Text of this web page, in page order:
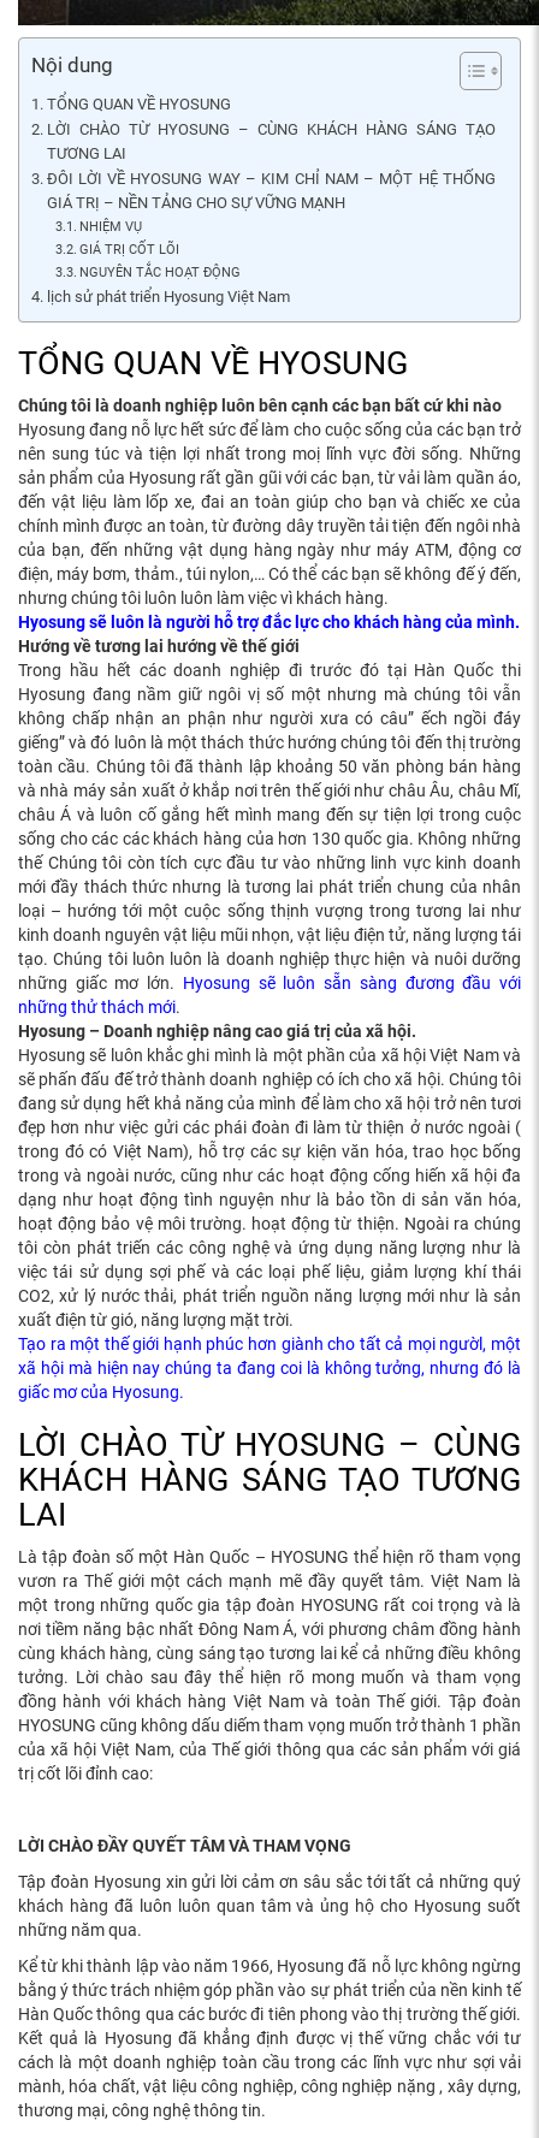
Nội dung
TỔNG QUAN VỀ HYOSUNG
LỜI CHÀO TỪ HYOSUNG – CÙNG KHÁCH HÀNG SÁNG TẠO
TƯƠNG LAI
ĐÔI LỜI VỀ HYOSUNG WAY – KIM CHỈ NAM – MỘT HỆ THỐNG
GIÁ TRỊ – NỀN TẢNG CHO SỰ VỮNG MẠNH
NHIỆM VỤ
GIÁ TRỊ CỐT LÕI
NGUYÊN TẮC HOẠT ĐỘNG
lịch sử phát triển Hyosung Việt Nam
TỔNG QUAN VỀ HYOSUNG
Chúng tôi là doanh nghiệp luôn bên cạnh các bạn bất cứ khi nào
Hyosung đang nỗ lực hết sức để làm cho cuộc sống của các bạn trở
nên sung túc và tiện lợi nhất trong moị lĩnh vực đời sống. Những
sản phẩm của Hyosung rất gần gũi với các bạn, từ vải làm quần áo,
đến vật liệu làm lốp xe, đai an toàn giúp cho bạn và chiếc xe của
chính mình được an toàn, từ đường dây truyền tải tiện đến ngôi nhà
của bạn, đến những vật dụng hàng ngày như máy ATM, động cơ
điện, máy bơm, thảm., túi nylon,… Có thể các bạn sẽ không đế ý đến,
nhưng chúng tôi luôn luôn làm việc vì khách hàng.
Hyosung sẽ luôn là người hỗ trợ đắc lực cho khách hàng của mình.
Hướng về tương lai hướng về thế giới
Trong hầu hết các doanh nghiệp đi trước đó tại Hàn Quốc thi
Hyosung đang nầm giữ ngôi vị số một nhưng mà chúng tôi vẫn
không chấp nhận an phận như người xưa có câu” ếch ngồi đáy
giếng” và đó luôn là một thách thức hướng chúng tôi đến thị trường
toàn cầu. Chúng tôi đã thành lập khoảng 50 văn phòng bán hàng
và nhà máy sản xuất ở khắp nơi trên thế giới như châu Âu, châu Mĩ,
châu Á và luôn cố gắng hết mình mang đến sự tiện lợi trong cuộc
sống cho các các khách hàng của hơn 130 quốc gia. Không những
thế Chúng tôi còn tích cực đầu tư vào những linh vực kinh doanh
mới đầy thách thức nhưng là tương lai phát triển chung của nhân
loại – hướng tới một cuộc sống thịnh vượng trong tương lai như
kinh doanh nguyên vật liệu mũi nhọn, vật liệu điện tử, năng lượng tái
tạo. Chúng tôi luôn luôn là doanh nghiệp thực hiện và nuôi dưỡng
những giấc mơ lớn. Hyosung sẽ luôn sẵn sàng đương đầu với
những thử thách mới.
Hyosung – Doanh nghiệp nâng cao giá trị của xã hội.
Hyosung sẽ luôn khắc ghi mình là một phần của xã hội Việt Nam và
sẽ phấn đấu đế trở thành doanh nghiệp có ích cho xã hội. Chúng tôi
đang sử dụng hết khả năng của mình để làm cho xã hội trở nên tươi
đẹp hơn như việc gửi các phái đoàn đi làm từ thiện ở nước ngoài (
trong đó có Việt Nam), hỗ trợ các sự kiện văn hóa, trao học bống
trong và ngoài nước, cũng như các hoạt động cống hiến xã hội đa
dạng như hoạt động tình nguyện như là bảo tồn di sản văn hóa,
hoạt động bảo vệ môi trường. hoạt động từ thiện. Ngoài ra chúng
tôi còn phát triến các công nghệ và ứng dụng năng lượng như là
việc tái sử dụng sợi phế và các loại phế liệu, giảm lượng khí thái
CO2, xử lý nước thải, phát triển nguồn năng lượng mới như là sản
xuất điện từ gió, năng lượng mặt trời.
Tạo ra một thế giới hạnh phúc hơn giành cho tất cả mọi ngườl, một
xã hội mà hiện nay chúng ta đang coi là không tưởng, nhưng đó là
giấc mơ của Hyosung.
LỜI CHÀO TỪ HYOSUNG – CÙNG
KHÁCH HÀNG SÁNG TẠO TƯƠNG
LAI
Là tập đoàn số một Hàn Quốc – HYOSUNG thể hiện rõ tham vọng
vươn ra Thế giới một cách mạnh mẽ đầy quyết tâm. Việt Nam là
một trong những quốc gia tập đoàn HYOSUNG rất coi trọng và là
nơi tiềm năng bậc nhất Đông Nam Á, với phương châm đồng hành
cùng khách hàng, cùng sáng tạo tương lai kể cả những điều không
tưởng. Lời chào sau đây thể hiện rõ mong muốn và tham vọng
đồng hành với khách hàng Việt Nam và toàn Thế giới. Tập đoàn
HYOSUNG cũng không dấu diếm tham vọng muốn trở thành 1 phần
của xã hội Việt Nam, của Thế giới thông qua các sản phẩm với giá
trị cốt lõi đỉnh cao:
LỜI CHÀO ĐẦY QUYẾT TÂM VÀ THAM VỌNG
Tập đoàn Hyosung xin gửi lời cảm ơn sâu sắc tới tất cả những quý
khách hàng đã luôn luôn quan tâm và ủng hộ cho Hyosung suốt
những năm qua.
Kể từ khi thành lập vào năm 1966, Hyosung đã nỗ lực không ngừng
bằng ý thức trách nhiệm góp phần vào sự phát triển của nền kinh tế
Hàn Quốc thông qua các bước đi tiên phong vào thị trường thế giới.
Kết quả là Hyosung đã khẳng định được vị thế vững chắc với tư
cách là một doanh nghiệp toàn cầu trong các lĩnh vực như sợi vải
mành, hóa chất, vật liệu công nghiệp, công nghiệp nặng , xây dựng,
thương mại, công nghệ thông tin.